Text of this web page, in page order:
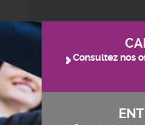
Consultez nos